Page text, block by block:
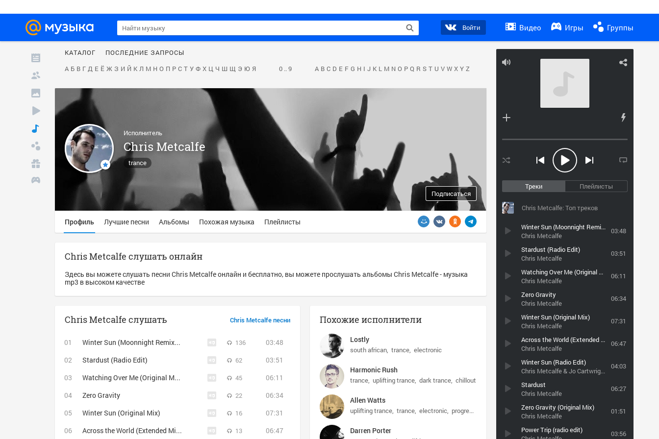
Войти Видео Игры Группы
Треки Плейлисты
Chris Metcalfe: Топ треков
Winter Sun (Moonnight Remix) 2016
Chris Metcalfe
03:48
Stardust (Radio Edit)
Chris Metcalfe
03:51
Watching Over Me (Original Mix)
Chris Metcalfe
06:11
Zero Gravity
Chris Metcalfe
06:34
Winter Sun (Original Mix)
Chris Metcalfe
07:31
Across the World (Extended Mix) (feat. Amy Kirkpatrick)
Chris Metcalfe
06:47
Winter Sun (Radio Edit)
Chris Metcalfe & Jo Cartwright
04:03
Stardust
Chris Metcalfe
06:27
Zero Gravity (Original Mix)
Chris Metcalfe
01:51
Power Trip (radio edit)
03:56
КАТАЛОГ
ПОСЛЕДНИЕ ЗАПРОСЫ
А Б В Г Д Е Ё Ж З И Й К Л М Н О П Р С Т У Ф Х Ц Ч Ш Щ Э Ю Я 0 .. 9 A B C D E F G H I J K L M N O P Q R S T U V W X Y Z
Исполнитель
Chris Metcalfe
trance
Подписаться
Профиль Лучшие песни Альбомы Похожая музыка Плейлисты
Chris Metcalfe слушать онлайн
Здесь вы можете слушать песни Chris Metcalfe онлайн и бесплатно, вы можете прослушать альбомы Chris Metcalfe - музыка
mp3 в высоком качестве
Chris Metcalfe песни
Chris Metcalfe слушать
Winter Sun (Moonnight Remix) 2016 136
03:48
Stardust (Radio Edit)
62
03:51
Watching Over Me (Original Mix)
45
06:11
Zero Gravity
22
06:34
Winter Sun (Original Mix)
16
07:31
Across the World (Extended Mix) (feat. Amy Kirkpatrick)
13 06:47
Похожие исполнители
Lostly
south african trance electronic
Harmonic Rush
trance uplifting trance dark trance chillout
Allen Watts
uplifting trance trance electronic progressive
Darren Porter